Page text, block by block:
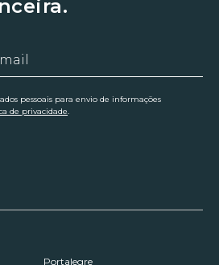
pessoais para envio de informações
de privacidade.
Portalegre